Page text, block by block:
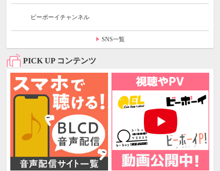
ビーボーイチャンネル
SNS一覧
PICK UP コンテンツ